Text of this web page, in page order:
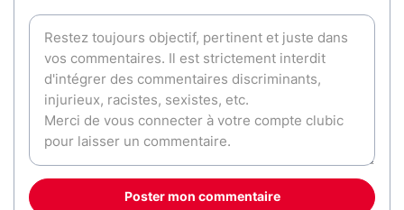
Poster mon commentaire